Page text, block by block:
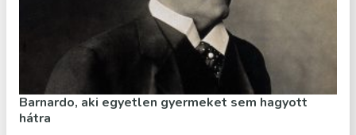
Barnardo, aki egyetlen gyermeket sem hagyott
hátra